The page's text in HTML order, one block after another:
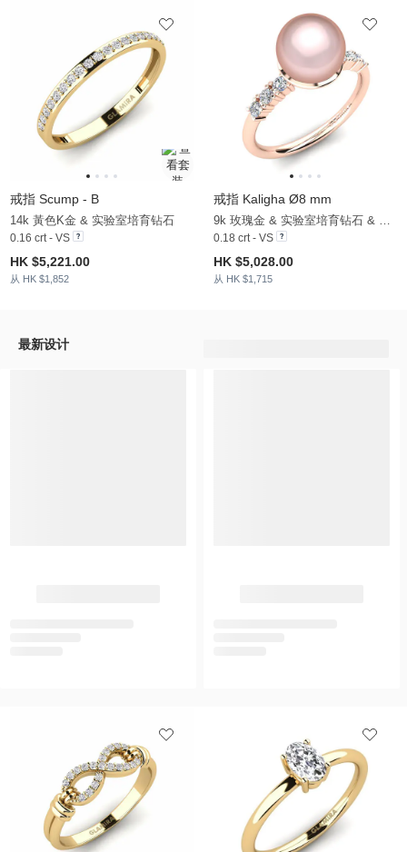
戒指 Scump - B
14k 黃色K金 & 实验室培育钻石
0.16 crt - VS
HK $5,221.00
从 HK $1,852
戒指 Kaligha Ø8 mm
9k 玫瑰金 & 实验室培育钻石 & 粉珍珠
0.18 crt - VS
HK $5,028.00
从 HK $1,715
最新设计